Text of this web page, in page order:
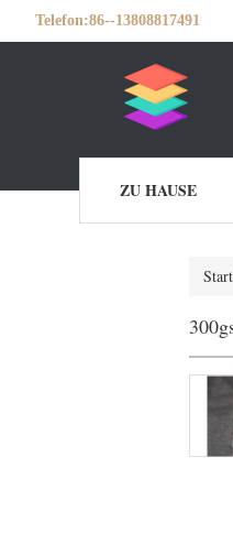
Telefon:86--13808817491
ZU HAUSE